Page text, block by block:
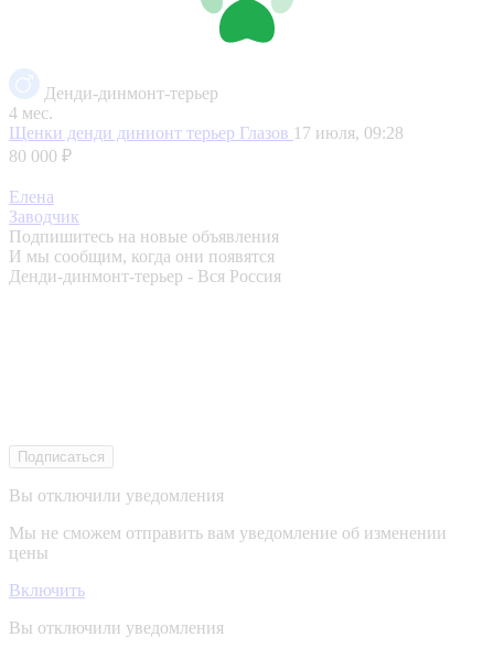
Денди-динмонт-терьер
4 мес.
Щенки денди динионт терьер Глазов 17 июля, 09:28
80 000 ₽
Елена
Заводчик
Подпишитесь на новые объявления
И мы сообщим, когда они появятся
Денди-динмонт-терьер - Вся Россия
Подписаться
Вы отключили уведомления
Мы не сможем отправить вам уведомление об изменении
цены
Включить
Вы отключили уведомления